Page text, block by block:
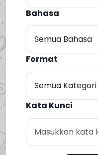
Bahasa
Format
Kata Kunci